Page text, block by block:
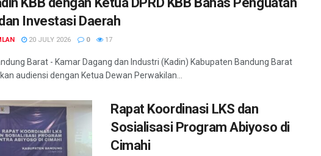
Investasi Daerah
20 JULY 2026 0 17
Barat - Kamar Dagang dan Industri (Kadin) Kabupaten Bandung Barat
audiensi dengan Ketua Dewan Perwakilan...
Rapat Koordinasi LKS dan
Sosialisasi Program Abiyoso di
Cimahi